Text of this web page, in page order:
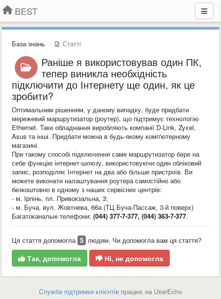
BEST
База знань Статті
Раніше я використовував один ПК,
тепер виникла необхідність
підключити до Інтернету ще один, як це
зробити?
Оптимальним рішенням, у даному випадку, буде придбати
мережевий маршрутизатор (роутер), що підтримує технологію
Ethernet. Таке обладнання виробляють компанії D-Link, Zyxel,
Asus та інші. Придбати можна в будь-якому комп'ютерному
магазині.
При такому способі підключення саме маршрутизатор бере на
себе функцію інтернет-шлюзу, використовуючи один обліковий
запис, розподіляє Інтернет на два або більше пристроїв. Ви
можете виконати налаштування роутера самостійно або
безкоштовно в одному з наших сервісних центрів:
- м. Ірпінь, пл. Привокзальна, 3;
- м. Буча, вул. Жовтнева, 66а (ТЦ Буча-Пассаж, 3-й поверх)
Багатоканальні телефони: (044) 377-7-377, (044) 363-7-377.
Ця стаття допомогла 5 людям. Чи допомогла вам ця стаття?
Так, допомогла Ні, не допомогла
Служба підтримки клієнтів працює на UserEcho